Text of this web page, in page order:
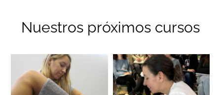
Nuestros próximos cursos